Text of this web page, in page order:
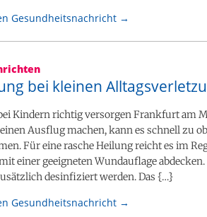
Gesundheitsnachricht →
bei kleinen
Kindern richtig versorgen Frankfurt am
Ausflug machen, kann es schnell zu
Für eine rasche Heilung reicht es im
einer geeigneten Wundauflage
desinfiziert werden. Das {…}
Gesundheitsnachricht →